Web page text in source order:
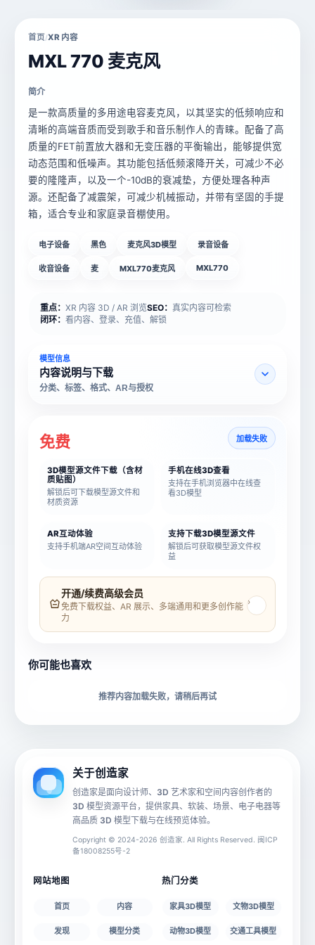
首页/XR 内容
MXL 770 麦克风
简介
是一款高质量的多用途电容麦克风，以其坚实的低频响应和
清晰的高端音质而受到歌手和音乐制作人的青睐。配备了高
质量的FET前置放大器和无变压器的平衡输出，能够提供宽
动态范围和低噪声。其功能包括低频滚降开关，可减少不必
要的隆隆声，以及一个-10dB的衰减垫，方便处理各种声
源。还配备了减震架，可减少机械振动，并带有坚固的手提
箱，适合专业和家庭录音棚使用。
电子设备 黑色 麦克风3D模型 录音设备
收音设备 麦 MXL770麦克风 MXL770
重点： XR 内容 3D / AR 浏览SEO： 真实内容可检索
闭环： 看内容、登录、充值、解锁
模型信息
内容说明与下载
分类、标签、格式、AR与授权
模型名称
材质贴图
文件大小
免费 加载失败
3D模型源文件下载（含材
质贴图）
解锁后可下载模型源文件和
材质资源
手机在线3D查看
支持在手机浏览器中在线查
看3D模型
AR互动体验
支持手机端AR空间互动体验
支持下载3D模型源文件
解锁后可获取模型源文件权
益
开通/续费高级会员
免费下载权益、AR 展示、多端通用和更多创作能
力
›
你可能也喜欢
推荐内容加载失败，请稍后再试
关于创造家
创造家是面向设计师、3D 艺术家和空间内容创作者的
3D 模型资源平台，提供家具、软装、场景、电子电器等
高品质 3D 模型下载与在线预览体验。
Copyright © 2024-2026 创造家. All Rights Reserved. 闽ICP
备18008255号-2
网站地图
首页 内容
发现 模型分类
热门分类
家具3D模型 文物3D模型
动物3D模型 交通工具模型